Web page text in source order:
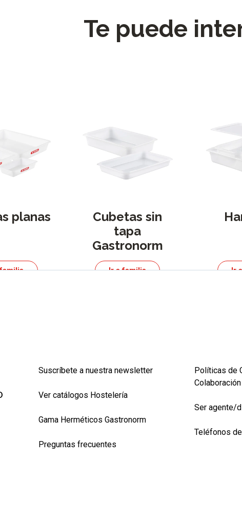
Te puede
planas
Cubetas sin
tapa
Gastronorm
Ir a familia Ir
Suscríbete a nuestra newsletter
Ver catálogos Hostelería
Gama Herméticos Gastronorm
Preguntas frecuentes
Políticas de
Ser agente/
Teléfonos